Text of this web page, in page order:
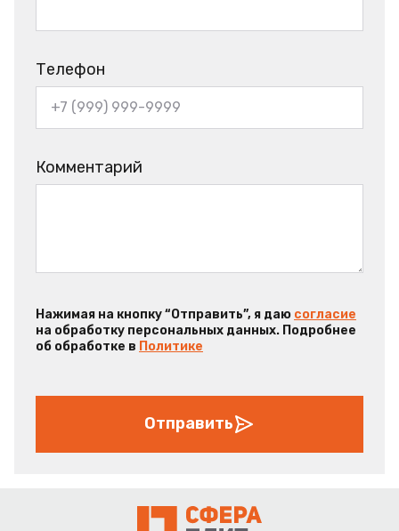
Телефон
Комментарий
Нажимая на кнопку “Отправить”, я даю согласие
на обработку персональных данных. Подробнее
об обработке в Политике
Отправить